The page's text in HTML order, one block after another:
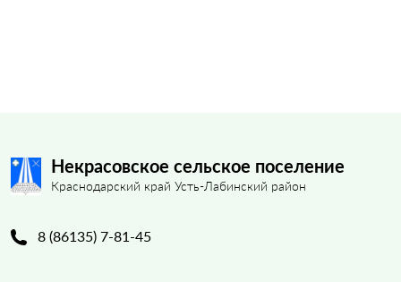
Некрасовское сельское поселение
Краснодарский край Усть-Лабинский район
8 (86135) 7-81-45